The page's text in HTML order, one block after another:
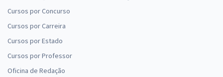
Cursos por Concurso
Cursos por Carreira
Cursos por Estado
Cursos por Professor
Oficina de Redação